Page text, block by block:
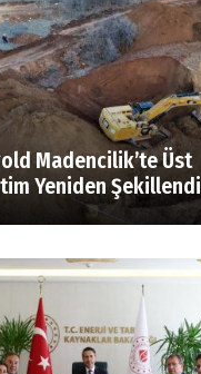
Madencilik’te Üst
Yeniden Şekillendi